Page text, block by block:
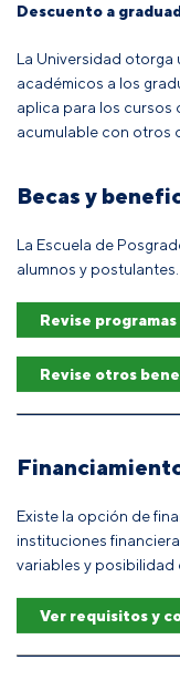
Descuento a
La Universidad otorga
académicos a los
aplica para los cursos
acumulable con otros
Becas y
La Escuela de
alumnos y postulantes.
Revise
Revise otros
Existe la opción de
instituciones
variables y posibilidad
Ver requisitos y